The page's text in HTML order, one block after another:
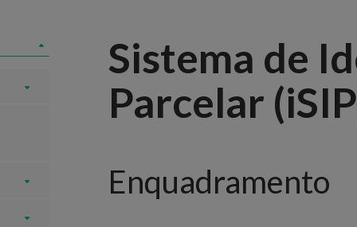
Sistema de
Parcelar
Enquadramento